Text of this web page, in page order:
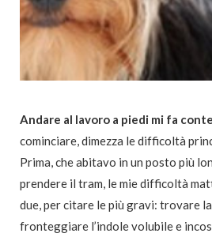
Andare al lavoro a piedi mi fa
cominciare, dimezza le difficoltà
Prima, che abitavo in un posto più
prendere il tram, le mie difficoltà
due, per citare le più gravi: trovare
fronteggiare l’indole volubile e